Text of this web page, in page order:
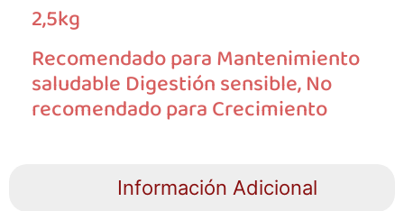
2,5kg
Recomendado para Mantenimiento
saludable Digestión sensible, No
recomendado para Crecimiento
Información Adicional